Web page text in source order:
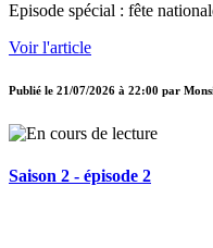
Episode spécial : fête
Voir l'article
Publié le 21/07/2026 à 22:00 par
Saison 2 - épisode 2